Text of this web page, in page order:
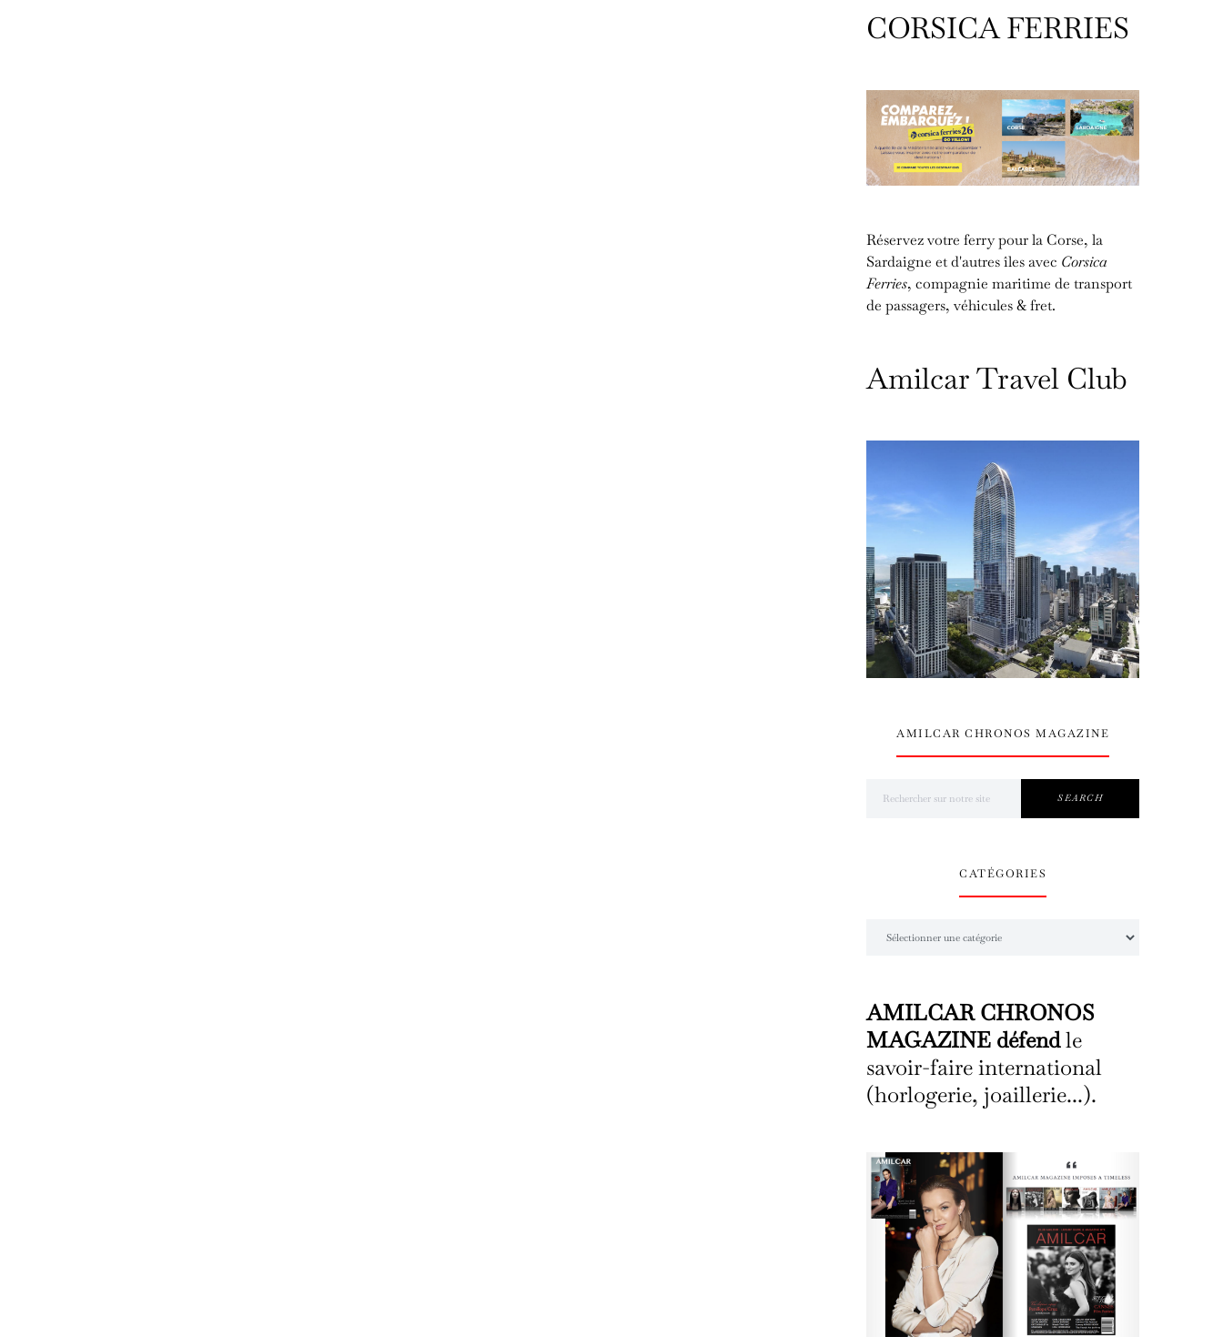
CORSICA FERRIES
Réservez votre ferry pour la Corse, la
Sardaigne et d'autres îles avec Corsica
Ferries, compagnie maritime de transport
de passagers, véhicules & fret.
Amilcar Travel Club
AMILCAR CHRONOS MAGAZINE
SEARCH
CATÉGORIES
AMILCAR CHRONOS
MAGAZINE défendle
savoir-faire international
(horlogerie, joaillerie...).